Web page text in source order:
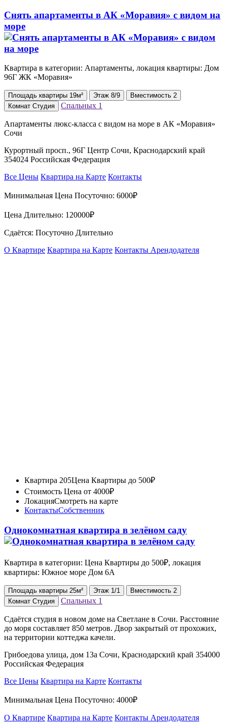
Снять апартаменты в АК «Моравия» с видом на
море
Квартира в категории: Апартаменты, локация квартиры: Дом
96Г ЖК «Моравия»
Площадь квартиры 19м² Этаж 8/9 Вместимость 2
Комнат Студия Спальных 1
Апартаменты люкс-класса с видом на море в АК «Моравия»
Сочи
Курортный просп., 96Г Центр Сочи, Краснодарский край
354024 Российская Федерация
Все Цены Квартира на Карте Контакты
Минимальная Цена Посуточно: 6000₽
Цена Длительно: 120000₽
Сдаётся: Посуточно Длительно
О Квартире Квартира на Карте Контакты Арендодателя
Квартира 205Цена Квартиры до 500₽
Стоимость Цена от 4000₽
ЛокацияСмотреть на карте
КонтактыСобственник
Однокомнатная квартира в зелёном саду
Квартира в категории: Цена Квартиры до 500₽, локация
квартиры: Южное море Дом 6А
Площадь квартиры 25м² Этаж 1/1 Вместимость 2
Комнат Студия Спальных 1
Сдаётся студия в новом доме на Светлане в Сочи. Расстояние
до моря составляет 850 метров. Двор закрытый от прохожих,
на территории коттеджа качели.
Грибоедова улица, дом 13а Сочи, Краснодарский край 354000
Российская Федерация
Все Цены Квартира на Карте Контакты
Минимальная Цена Посуточно: 4000₽
О Квартире Квартира на Карте Контакты Арендодателя